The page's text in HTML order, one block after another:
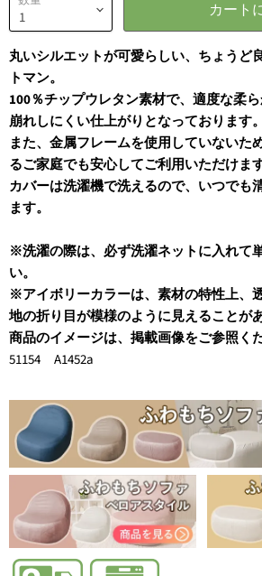
カート
丸いシルエットが可愛らしい、ちょうど
トマン。
100％チップウレタン素材で、適度な柔
崩れしにくい仕上がりとなっております。
また、金属フレームを使用していないた
るご家庭でも安心してご利用いただけます
カバーは洗濯機で洗えるので、いつでも
ます。
※洗濯の際は、必ず洗濯ネットに入れて
い。
※アイボリーカラーは、素材の特性上、
地の折り目が模様のように見えることが
商品のイメージは、掲載画像をご参照く
51154 A1452a